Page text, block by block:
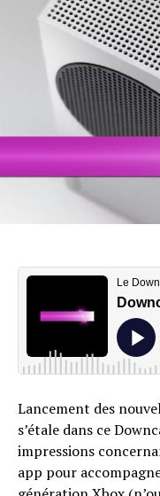
Lancement des
s’étale dans ce
impressions
app pour